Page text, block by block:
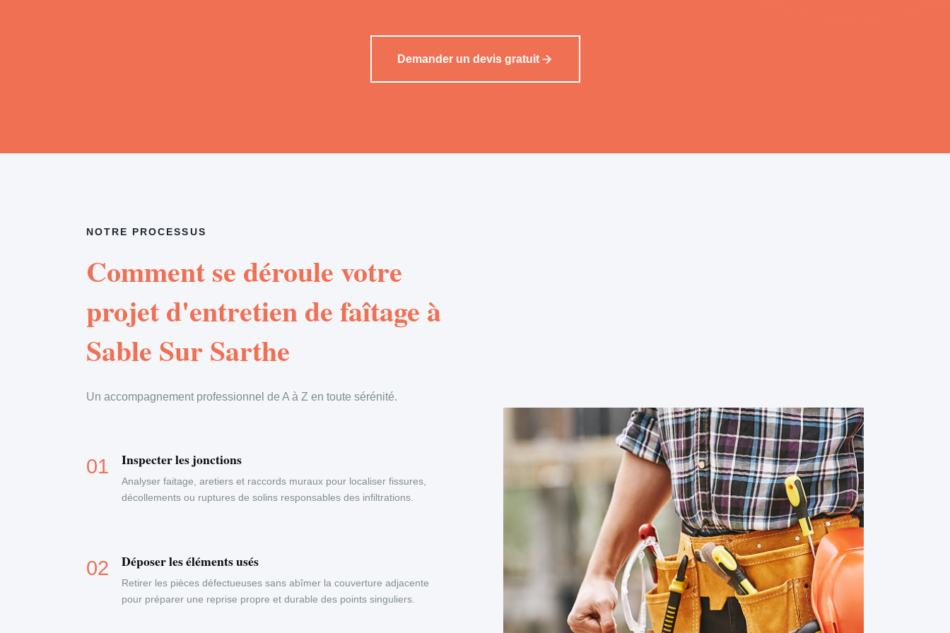
Demander un devis gratuit
NOTRE PROCESSUS
Comment se déroule votre
projet d'entretien de faîtage à
Sable Sur Sarthe
Un accompagnement professionnel de A à Z en toute sérénité.
Inspecter les jonctions
Analyser faitage, aretiers et raccords muraux pour localiser fissures,
décollements ou ruptures de solins responsables des infiltrations.
Déposer les éléments usés
Retirer les pièces défectueuses sans abîmer la couverture adjacente
pour préparer une reprise propre et durable des points singuliers.